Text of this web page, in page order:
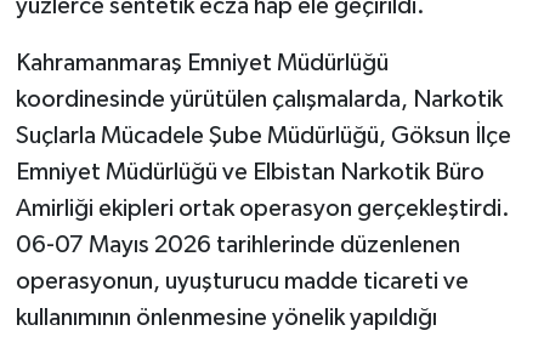
yüzlerce sentetik ecza hap ele geçirildi.
Kahramanmaraş Emniyet Müdürlüğü
koordinesinde yürütülen çalışmalarda, Narkotik
Suçlarla Mücadele Şube Müdürlüğü, Göksun İlçe
Emniyet Müdürlüğü ve Elbistan Narkotik Büro
Amirliği ekipleri ortak operasyon gerçekleştirdi.
06-07 Mayıs 2026 tarihlerinde düzenlenen
operasyonun, uyuşturucu madde ticareti ve
kullanımının önlenmesine yönelik yapıldığı
MEDYA
SEÇİM 2011
ÜÇÜNCÜ SAYFA
Yemek
SİVİL TOPLUM